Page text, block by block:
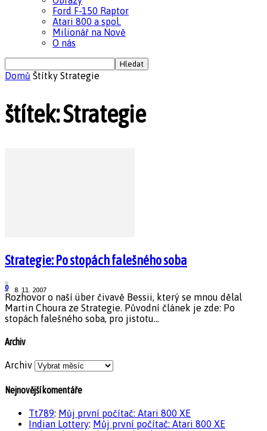
Ford F-150 Raptor
Atari 800 a spol.
Milionář na Nově
O nás
Domů Štítky Strategie
štítek: Strategie
Strategie: Po stopách falešného soba
8. 11. 2007
0
Rozhovor o naší über čivavě Bessii, který se mnou dělal
Martin Choura ze Strategie. Původní článek je zde: Po
stopách falešného soba, pro jistotu...
Archiv
Archiv
Nejnovější komentáře
Tt789: Můj první počítač: Atari 800 XE
Indian Lottery: Můj první počítač: Atari 800 XE